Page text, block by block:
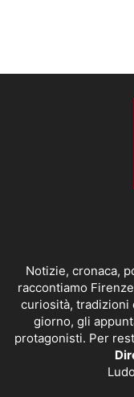
Notizie, cronaca,
raccontiamo
curiosità, tradizioni
giorno, gli
protagonisti. Per